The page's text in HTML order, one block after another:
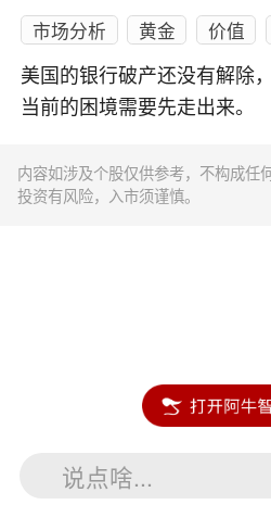
市场分析 黄金 价值
美国的银行破产还没有解除
当前的困境需要先走出来。
内容如涉及个股仅供参考，不构成任
投资有风险，入市须谨慎。
说点啥...